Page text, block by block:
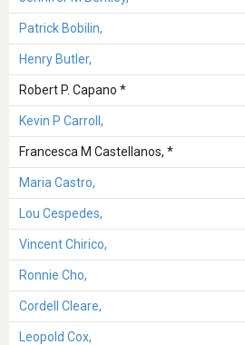
Patrick Bobilin,
Henry Butler,
Robert P. Capano *
Kevin P Carroll,
Francesca M Castellanos, *
Maria Castro,
Lou Cespedes,
Vincent Chirico,
Ronnie Cho,
Cordell Cleare,
Leopold Cox,